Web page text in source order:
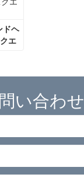
ドヘ
エ
い合わせ